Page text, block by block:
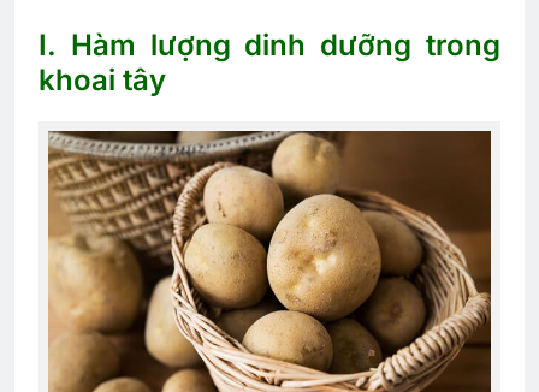
I. Hàm lượng dinh dưỡng trong
khoai tây